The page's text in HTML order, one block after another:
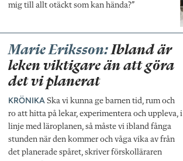
mig till allt otäckt som kan hända?”
Marie Eriksson:Ibland är
leken viktigare än att göra
det vi planerat
KRÖNIKA Ska vi kunna ge barnen tid, rum och
ro att hitta på lekar, experimentera och uppleva, i
linje med läroplanen, så måste vi ibland fånga
stunden när den kommer och våga vika av från
det planerade spåret, skriver förskolläraren